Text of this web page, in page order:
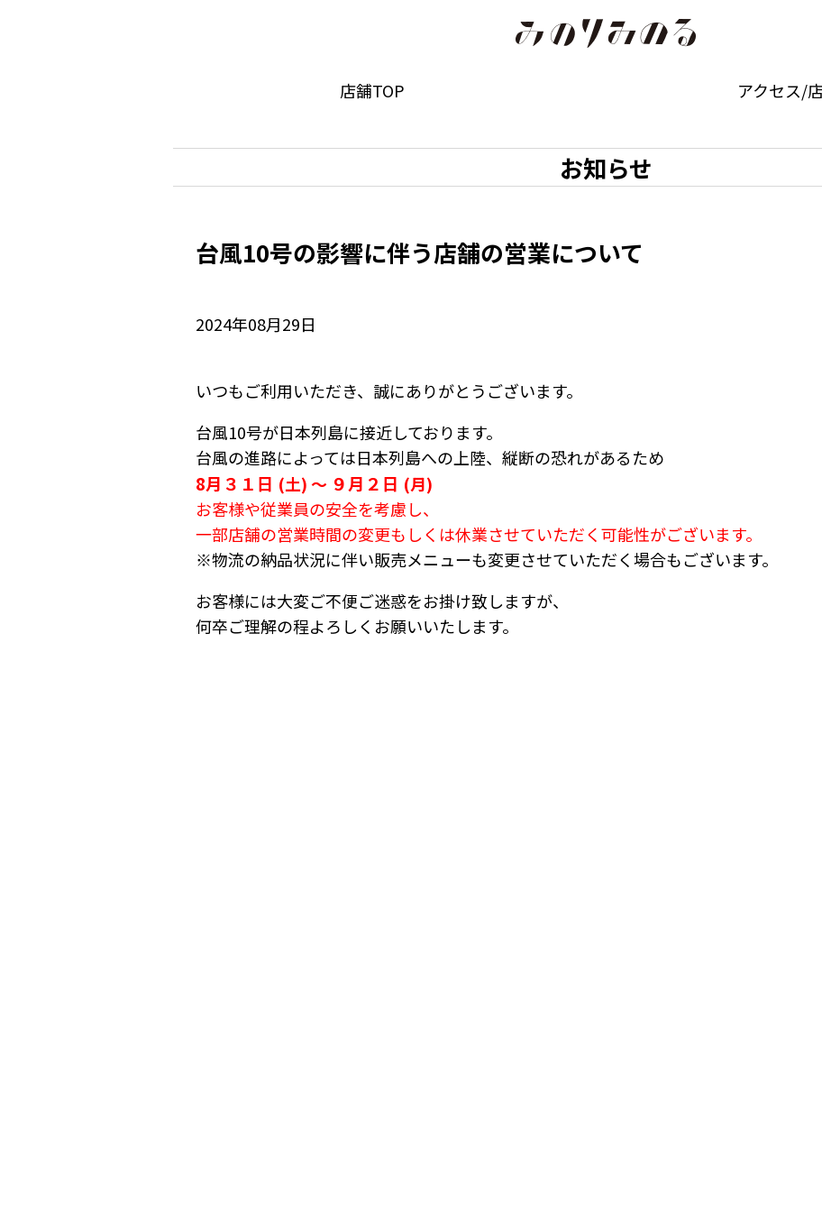
店舗TOP アクセス/
お知らせ
台風10号の影響に伴う店舗の営業について
2024年08月29日
いつもご利用いただき、誠にありがとうございます。
台風10号が日本列島に接近しております。
台風の進路によっては日本列島への上陸、縦断の恐れがあるため
8月３１日 (土) ～ ９月２日 (月)
お客様や従業員の安全を考慮し、
一部店舗の営業時間の変更もしくは休業させていただく可能性がございます。
※物流の納品状況に伴い販売メニューも変更させていただく場合もございます。
お客様には大変ご不便ご迷惑をお掛け致しますが、
何卒ご理解の程よろしくお願いいたします。